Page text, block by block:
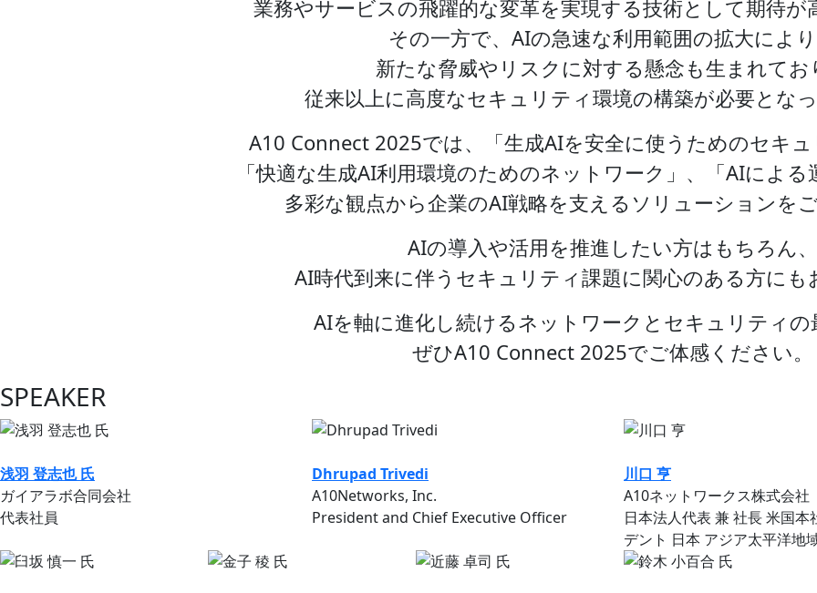
業務やサービスの飛躍的な変革を実現する技術として期待が
その一方で、AIの急速な利用範囲の拡大により
新たな脅威やリスクに対する懸念も生まれてお
従来以上に高度なセキュリティ環境の構築が必要となっ
A10 Connect 2025では、「生成AIを安全に使うためのセキュ
「快適な生成AI利用環境のためのネットワーク」、「AIによる
多彩な観点から企業のAI戦略を支えるソリューションをご
AIの導入や活用を推進したい方はもちろん、
AI時代到来に伴うセキュリティ課題に関心のある方にも
AIを軸に進化し続けるネットワークとセキュリティの
ぜひA10 Connect 2025でご体感ください。
SPEAKER
浅⽻ 登志也 氏
ガイアラボ合同会社
代表社員
Dhrupad Trivedi
A10Networks, Inc.
President and Chief Executive Officer
川口 亨
A10ネットワークス株式会社
日本法人代表 兼 社長 米国本
デント 日本 アジア太平洋地